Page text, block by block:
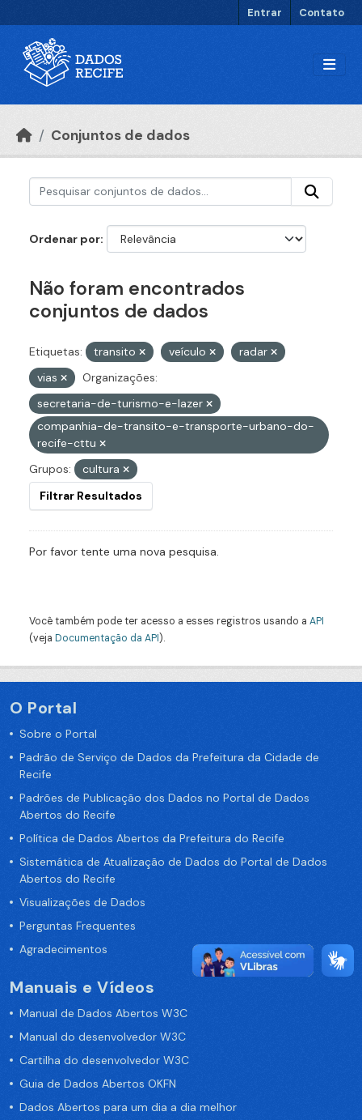
Entrar Contato
Conjuntos de dados
Ordenar por
Não foram encontrados
conjuntos de dados
Etiquetas: transito veículo
radar
vias
Organizações:
secretaria-de-turismo-e-lazer
companhia-de-transito-e-transporte-urbano-do-
recife-cttu
Grupos:
cultura
Filtrar Resultados
Por favor tente uma nova pesquisa.
Você também pode ter acesso a esses registros usando a API
(veja Documentação da API).
O Portal
Sobre o Portal
Padrão de Serviço de Dados da Prefeitura da Cidade de
Recife
Padrões de Publicação dos Dados no Portal de Dados
Abertos do Recife
Política de Dados Abertos da Prefeitura do Recife
Sistemática de Atualização de Dados do Portal de Dados
Abertos do Recife
Visualizações de Dados
Perguntas Frequentes
Agradecimentos
Manuais e Vídeos
Manual de Dados Abertos W3C
Manual do desenvolvedor W3C
Cartilha do desenvolvedor W3C
Guia de Dados Abertos OKFN
Dados Abertos para um dia a dia melhor